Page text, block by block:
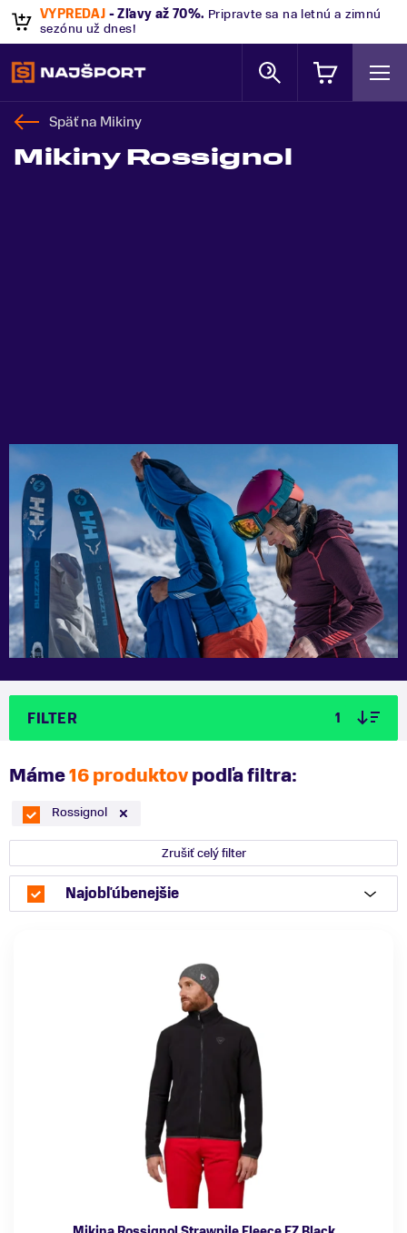
VÝPREDAJ - Zľavy až 70%. Pripravte sa na letnú a zimnú
sezónu už dnes!
Späť na Mikiny
Mikiny Rossignol
FILTER 1
Máme16 produktovpodľa filtra:
Rossignol
Zrušiť celý filter
Najobľúbenejšie